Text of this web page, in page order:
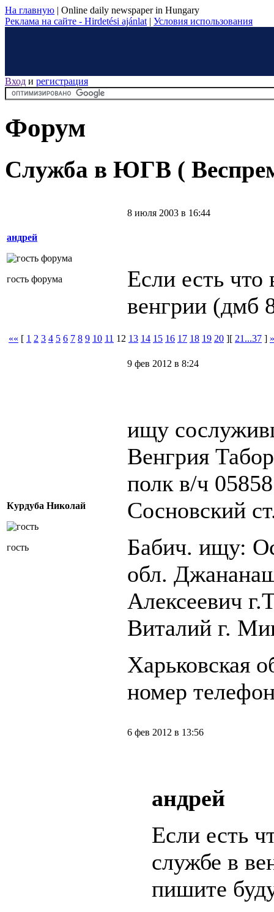
На главную | Online daily newspaper in Hungary
Реклама на сайте - Hirdetési ajánlat | Условия использования
Вход и регистрация
Форум
Служба в ЮГВ (
андрей
гость форума
8 июля 2003 в 16:44
Если есть что
венгрии (дмб
«« [ 1 2 3 4 5 6 7 8 9 10 11 12 13 14 15 16 17 18 19 20 ][ 21...37 ]
Курдуба Николай
гость
9 фев 2012 в 8:24
ищу
Венгрия
полк в/ч
Сосновский
Бабич. ищу:
обл.
Алексеевич
Виталий г.
Харьковская
номер
6 фев 2012 в 13:56
андрей
Если есть
службе в
пишите